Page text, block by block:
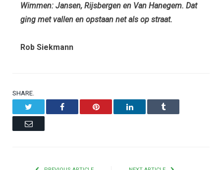
Wimmen: Jansen, Rijsbergen en Van Hanegem. Dat
ging met vallen en opstaan net als op straat.
Rob Siekmann
SHARE.
Facebook Pinterest LinkedIn Tumblr
Email